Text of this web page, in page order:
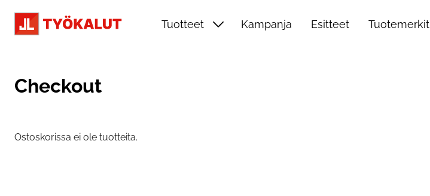
Tuotteet
Kampanja Esitteet Tuotemerkit
Checkout
Ostoskorissa ei ole tuotteita.